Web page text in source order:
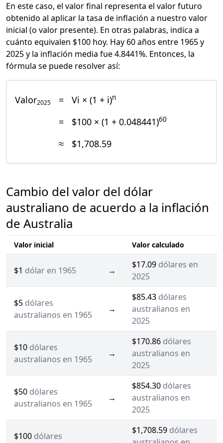
En este caso, el valor final representa el valor futuro
obtenido al aplicar la tasa de inflación a nuestro valor
inicial (o valor presente). En otras palabras, indica a
cuánto equivalen $100 hoy. Hay 60 años entre 1965 y
2025 y la inflación media fue 4.8441%. Entonces, la
fórmula se puede resolver así:
Valor2025 = Vi × (1 + i)n
= $100 × (1 + 0.048441)60
≈ $1,708.59
Cambio del valor del dólar
australiano de acuerdo a la inflación
de Australia
Valor inicial Valor calculado
$1 dólar en 1965 →
$17.09 dólares en
2025
$5 dólares
australianos en 1965
→
$85.43 dólares
australianos en
2025
$10 dólares
australianos en 1965
→
$170.86 dólares
australianos en
2025
$50 dólares
australianos en 1965
→
$854.30 dólares
australianos en
2025
$100 dólares
$1,708.59 dólares